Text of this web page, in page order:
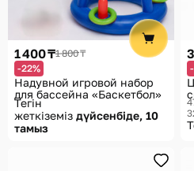
1 400 ₸1 800 ₸
-22%
Надувной игровой набор
для бассейна «Баскетбол»
Тегін
жеткіземіз дүйсенбіде, 10
тамыз
Көмек
Жеткізу әдістері
Төлем әдістері